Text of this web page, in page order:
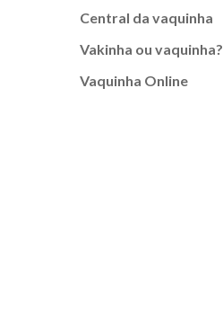
Central da vaquinha
Vakinha ou vaquinha?
Vaquinha Online